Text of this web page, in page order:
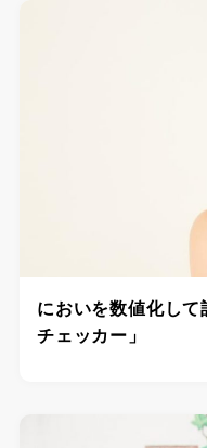
においを数値化し
チェッカー」